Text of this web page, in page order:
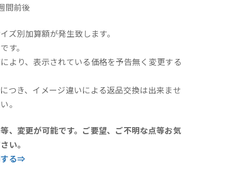
間前後
ズ別加算額が発生致します。
す。
より、表示されている価格を予告無く変更する
つき、イメージ違いによる返品交換は出来ませ
。
、変更が可能です。ご要望、ご不明な点等お気
い。
する⇒